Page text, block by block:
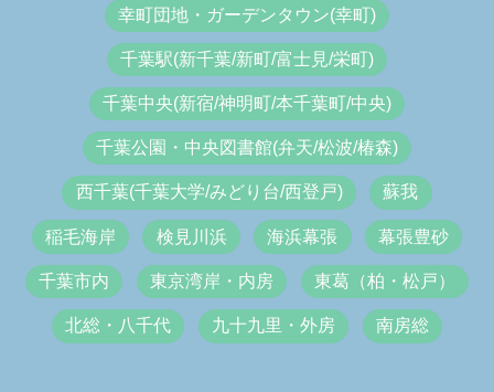
幸町団地・ガーデンタウン(幸町)
千葉駅(新千葉/新町/富士見/栄町)
千葉中央(新宿/神明町/本千葉町/中央)
千葉公園・中央図書館(弁天/松波/椿森)
西千葉(千葉大学/みどり台/西登戸) 蘇我
稲毛海岸 検見川浜 海浜幕張 幕張豊砂
千葉市内 東京湾岸・内房 東葛（柏・松戸）
北総・八千代 九十九里・外房 南房総